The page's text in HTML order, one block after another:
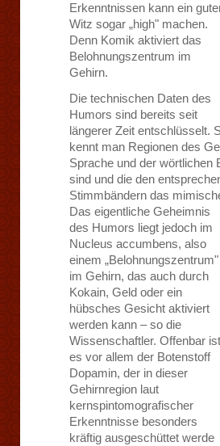
Erkenntnissen kann ein
Witz sogar „high" machen.
Denn Komik aktiviert das
Belohnungszentrum im
Gehirn.
Die technischen Daten des
Humors sind bereits seit
längerer Zeit entschlüsselt.
kennt man Regionen des
Sprache und der wörtlichen
sind und die den
Stimmbändern das
Das eigentliche Geheimnis
des Humors liegt jedoch im
Nucleus accumbens, also
einem „Belohnungszentrum"
im Gehirn, das auch durch
Kokain, Geld oder ein
hübsches Gesicht aktiviert
werden kann – so die
Wissenschaftler. Offenbar ist
es vor allem der Botenstoff
Dopamin, der in dieser
Gehirnregion laut
kernspintomografischer
Erkenntnisse besonders
kräftig ausgeschüttet werde